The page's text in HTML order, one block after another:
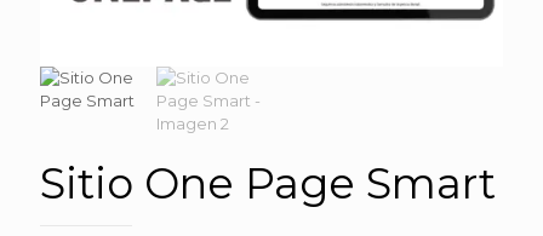
Sitio One Page Smart